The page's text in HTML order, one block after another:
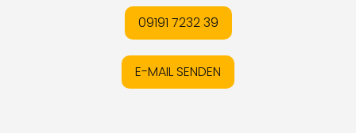
09191 7232 39
E-MAIL SENDEN